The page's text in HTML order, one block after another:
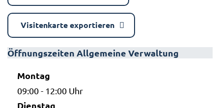
Visitenkarte exportieren
Öffnungszeiten Allgemeine Verwaltung
Montag
09:00 - 12:00 Uhr
Dienstag